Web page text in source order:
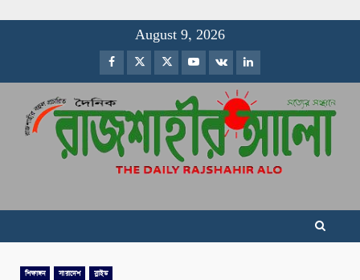
August 9, 2026
Facebook
TwitterInstagram
Youtube
VK LinkedIn
শিক্ষাঙ্গন সারাদেশ স্লাইড